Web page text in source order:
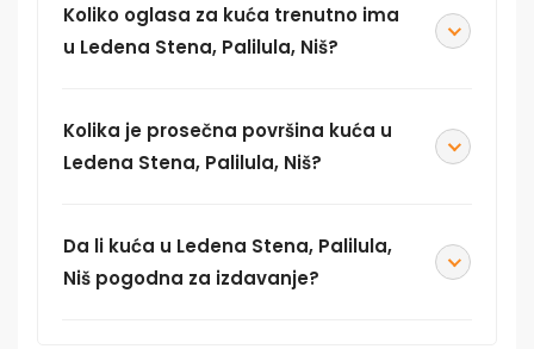
Koliko oglasa za kuća trenutno ima
u Ledena Stena, Palilula, Niš?
Kolika je prosečna površina kuća u
Ledena Stena, Palilula, Niš?
Da li kuća u Ledena Stena, Palilula,
Niš pogodna za izdavanje?